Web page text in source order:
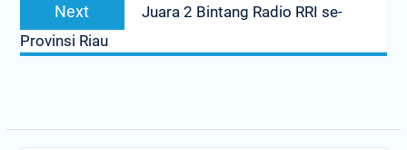
Next
post:
Juara 2 Bintang Radio RRI se-
Provinsi Riau